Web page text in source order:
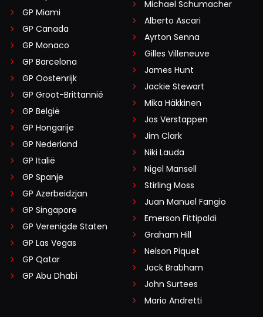
GP Miami
GP Canada
GP Monaco
GP Barcelona
GP Oostenrijk
GP Groot-Brittannië
GP België
GP Hongarije
GP Nederland
GP Italië
GP Spanje
GP Azerbeidzjan
GP Singapore
GP Verenigde Staten
GP Las Vegas
GP Qatar
GP Abu Dhabi
Michael Schumacher
Alberto Ascari
Ayrton Senna
Gilles Villeneuve
James Hunt
Jackie Stewart
Mika Häkkinen
Jos Verstappen
Jim Clark
Niki Lauda
Nigel Mansell
Stirling Moss
Juan Manuel Fangio
Emerson Fittipaldi
Graham Hill
Nelson Piquet
Jack Brabham
John Surtees
Mario Andretti